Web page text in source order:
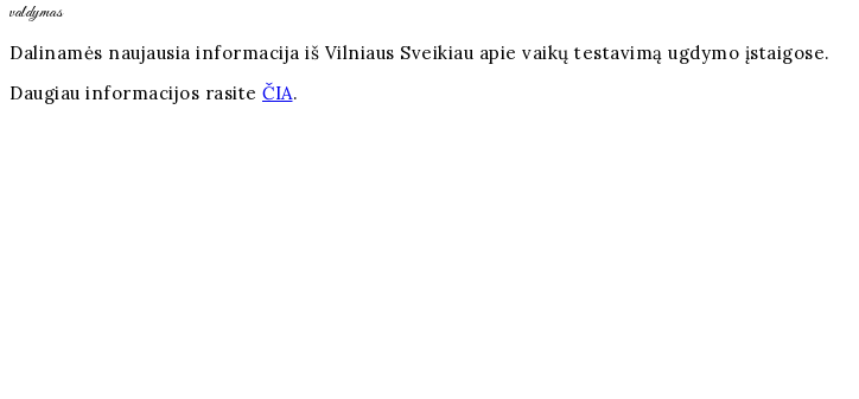
valdymas
Dalinamės naujausia informacija iš Vilniaus Sveikiau apie vaikų testavimą ugdymo įstaigose.
Daugiau informacijos rasite ČIA.